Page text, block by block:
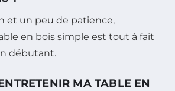
et un peu de patience,
en bois simple est tout à fait
débutant.
MA TABLE EN